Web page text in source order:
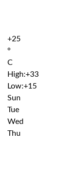
+25
°
C
High:+33
Low:+15
Sun
Tue
Wed
Thu